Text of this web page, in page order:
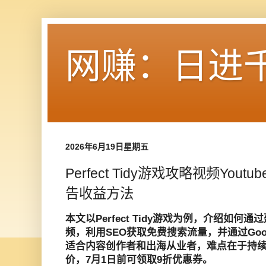
网赚：日进
2026年6月19日星期五
Perfect Tidy游戏攻略视频
告收益方法
本文以Perfect Tidy游戏为例，介绍如何通
频，利用SEO获取免费搜索流量，并通过
适合内容创作者和出海从业者，难点在于持
价，7月1日前可领取9折优惠券。